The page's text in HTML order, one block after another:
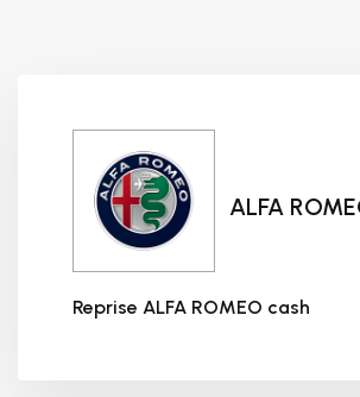
ALFA
Reprise ALFA ROMEO cash